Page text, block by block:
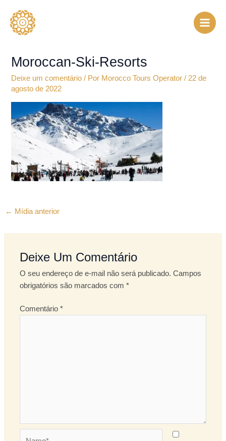
para
Moroccan-Ski-Resorts
Deixe um comentário / Por Morocco Tours Operator/ 22 de
agosto de 2022
← Mídia anterior
Deixe Um Comentário
O seu endereço de e-mail não será publicado. Campos
obrigatórios são marcados com*
Comentário*